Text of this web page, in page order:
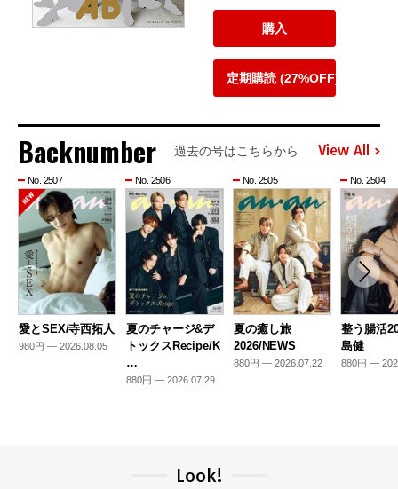
購入
定期購読 (27%OFF)
Backnumber 過去の号はこちらから View All
No. 2507
愛とSEX/寺西拓人
980円 — 2026.08.05
No. 2506
夏のチャージ&デ
トックスRecipe/K
…
880円 — 2026.07.29
No. 2505
夏の癒し旅
2026/NEWS
880円 — 2026.07.22
No. 2504
整う腸活
島健
880円 —
Look!